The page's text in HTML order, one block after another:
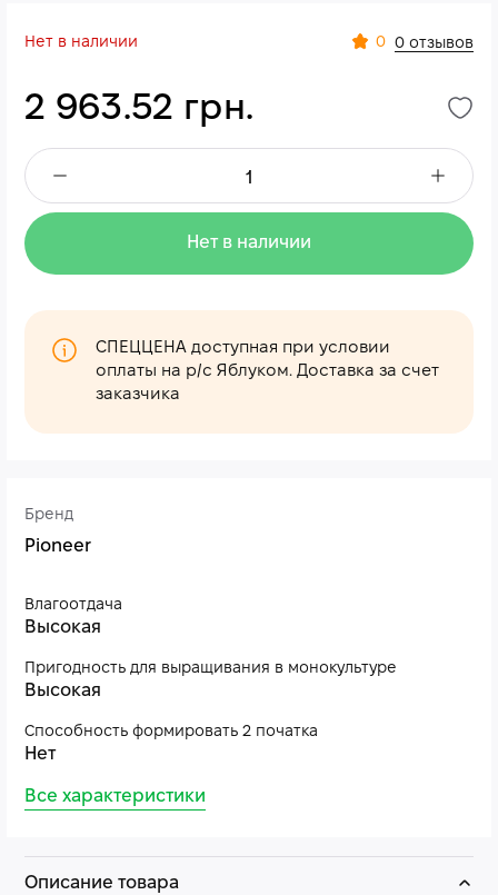
Бренд
Pioneer
Влагоотдача
Высокая
Пригодность для выращивания в монокультуре
Высокая
Способность формировать 2 початка
Нет
Все характеристики
Нет в наличии 0 0 отзывов
2 963.52 грн.
Нет в наличии
СПЕЦЦЕНА доступная при условии
оплаты на р/с Яблуком. Доставка за счет
заказчика
Описание товара